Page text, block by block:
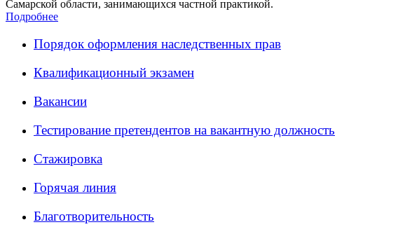
Самарской области, занимающихся частной практикой.
Подробнее
Порядок оформления наследственных прав
Квалификационный экзамен
Вакансии
Тестирование претендентов на вакантную должность
Стажировка
Горячая линия
Благотворительность